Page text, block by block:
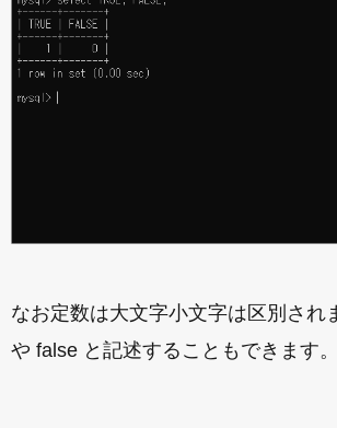
なお定数は大文字小文字は区別され
や false と記述することもできます。